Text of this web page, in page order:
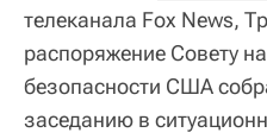
телеканала Fox News,
распоряжение Совету
безопасности США
заседанию в